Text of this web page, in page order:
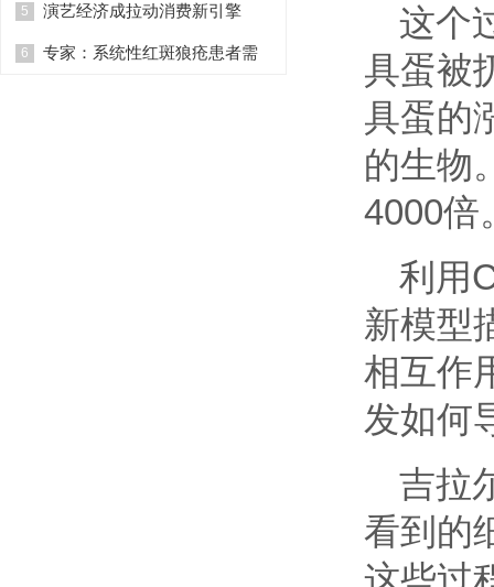
5 演艺经济成拉动消费新引擎
6 专家：系统性红斑狼疮患者需
这个
具蛋被
具蛋的
的生物
4000倍
利用
新模型
相互作
发如何
吉拉
看到的
这些过